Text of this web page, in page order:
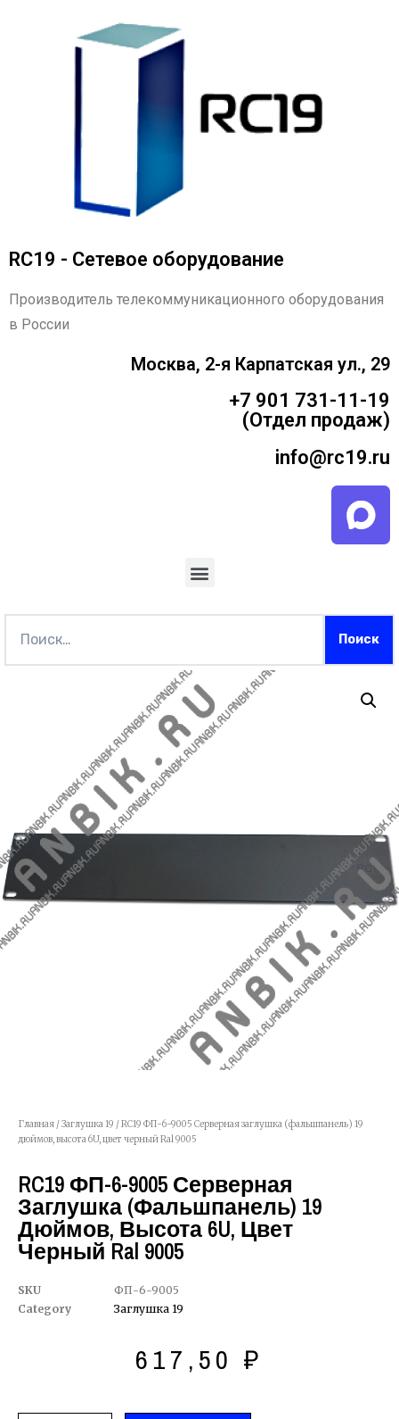
RC19 - Сетевое оборудование
Производитель телекоммуникационного оборудования
в России
Москва, 2-я Карпатская ул., 29
+7 901 731-11-19
(Отдел продаж)
info@rc19.ru
Главная /Заглушка 19 / RC19 ФП-6-9005 Серверная заглушка (фальшпанель) 19
дюймов, высота 6U, цвет черный Ral 9005
RC19 ФП-6-9005 Серверная
Заглушка (фальшпанель) 19
Дюймов, Высота 6U, Цвет
Черный Ral 9005
SKU
ФП-6-9005
Category
Заглушка 19
617,50₽